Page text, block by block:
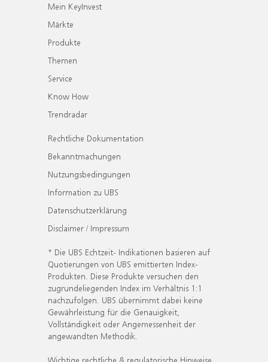
Mein KeyInvest
Märkte
Produkte
Themen
Service
Know How
Trendradar
Rechtliche Dokumentation
Bekanntmachungen
Nutzungsbedingungen
Information zu UBS
Datenschutzerklärung
Disclaimer / Impressum
* Die UBS Echtzeit- Indikationen basieren auf
Quotierungen von UBS emittierten Index-
Produkten. Diese Produkte versuchen den
zugrundeliegenden Index im Verhältnis 1:1
nachzufolgen. UBS übernimmt dabei keine
Gewährleistung für die Genauigkeit,
Vollständigkeit oder Angemessenheit der
angewandten Methodik.